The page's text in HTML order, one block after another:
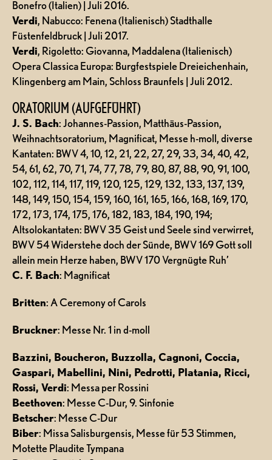
Bonefro (Italien) | Juli 2016.
Verdi, Nabucco: Fenena (Italienisch) Stadthalle
Füstenfeldbruck | Juli 2017.
Verdi, Rigoletto: Giovanna, Maddalena (Italienisch)
Opera Classica Europa: Burgfestspiele Dreieichenhain,
Klingenberg am Main, Schloss Braunfels | Juli 2012.
ORATORIUM (AUFGEFÜHRT)
J. S. Bach: Johannes-Passion, Matthäus-Passion,
Weihnachtsoratorium, Magnificat, Messe h-moll, diverse
Kantaten: BWV 4, 10, 12, 21, 22, 27, 29, 33, 34, 40, 42,
54, 61, 62, 70, 71, 74, 77, 78, 79, 80, 87, 88, 90, 91, 100,
102, 112, 114, 117, 119, 120, 125, 129, 132, 133, 137, 139,
148, 149, 150, 154, 159, 160, 161, 165, 166, 168, 169, 170,
172, 173, 174, 175, 176, 182, 183, 184, 190, 194;
Altsolokantaten: BWV 35 Geist und Seele sind verwirret,
BWV 54 Widerstehe doch der Sünde, BWV 169 Gott soll
allein mein Herze haben, BWV 170 Vergnügte Ruh’
C. F. Bach: Magnificat
Britten: A Ceremony of Carols
Bruckner: Messe Nr. 1 in d-moll
Bazzini, Boucheron, Buzzolla, Cagnoni, Coccia,
Gaspari, Mabellini, Nini, Pedrotti, Platania, Ricci,
Rossi, Verdi: Messa per Rossini
Beethoven: Messe C-Dur, 9. Sinfonie
Betscher: Messe C-Dur
Biber: Missa Salisburgensis, Messe für 53 Stimmen,
Motette Plaudite Tympana